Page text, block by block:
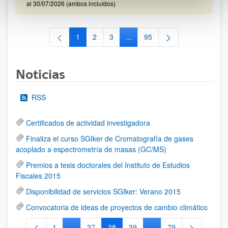
al 30/07/2026 (ambos incluídos)
Página
1 Página
2 Página
3 ...Páginas intermedias Use TAB
Página
95
Noticias
RSS
Certificados de actividad investigadora
Finaliza el curso SGIker de Cromatografía de gases
acoplado a espectrometría de masas (GC/MS)
Premios a tesis doctorales del Instituto de Estudios
Fiscales 2015
Disponibilidad de servicios SGIker: Verano 2015
Convocatoria de ideas de proyectos de cambio climático